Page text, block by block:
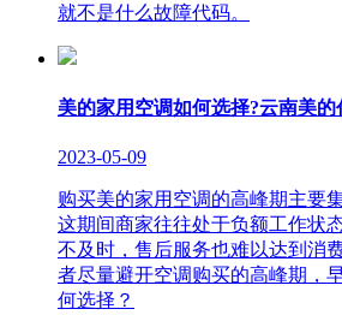
就不是什么故障代码。
美的家用空调如何选择?云南美
2023-05-09
购买美的家用空调的高峰期主要
这期间商家往往处于负额工作状
不及时，售后服务也难以达到消
者尽量避开空调购买的高峰期，
何选择？